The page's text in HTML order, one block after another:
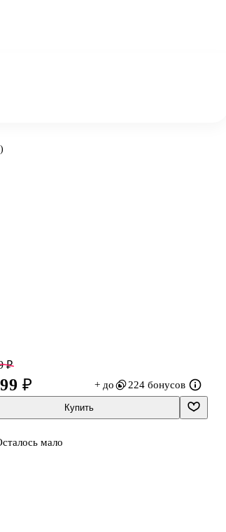
₽
₽ + до 224 бонусов
Купить
мало